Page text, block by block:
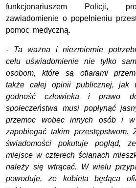
funkcjonariuszem Policji,
zawiadomienie o popełnieniu
pomoc medyczną.
- Ta ważna i niezmiernie
celu uświadomienie nie tylko
osobom, które są ofiarami
także całej opinii publicznej, jak
godność człowieka i prawo
społeczeństwa musi popłynąć
przemoc wobec innych osób i
zapobiegać takim przestępstwom.
świadomości pokutuje pogląd,
miejsce w czterech ścianach
należy się wtrącać. W wielu
powoduje, że kobieta będąca